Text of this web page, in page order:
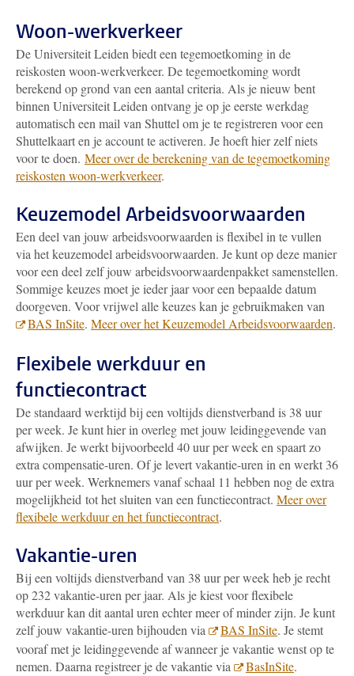
Woon-werkverkeer
De Universiteit Leiden biedt een tegemoetkoming in de
reiskosten woon-werkverkeer. De tegemoetkoming wordt
berekend op grond van een aantal criteria. Als je nieuw bent
binnen Universiteit Leiden ontvang je op je eerste werkdag
automatisch een mail van Shuttel om je te registreren voor een
Shuttelkaart en je account te activeren. Je hoeft hier zelf niets
voor te doen. Meer over de berekening van de tegemoetkoming
reiskosten woon-werkverkeer.
Keuzemodel Arbeidsvoorwaarden
Een deel van jouw arbeidsvoorwaarden is flexibel in te vullen
via het keuzemodel arbeidsvoorwaarden. Je kunt op deze manier
voor een deel zelf jouw arbeidsvoorwaardenpakket samenstellen.
Sommige keuzes moet je ieder jaar voor een bepaalde datum
doorgeven. Voor vrijwel alle keuzes kan je gebruikmaken van
BAS InSite. Meer over het Keuzemodel Arbeidsvoorwaarden.
Flexibele werkduur en
functiecontract
De standaard werktijd bij een voltijds dienstverband is 38 uur
per week. Je kunt hier in overleg met jouw leidinggevende van
afwijken. Je werkt bijvoorbeeld 40 uur per week en spaart zo
extra compensatie-uren. Of je levert vakantie-uren in en werkt 36
uur per week. Werknemers vanaf schaal 11 hebben nog de extra
mogelijkheid tot het sluiten van een functiecontract. Meer over
flexibele werkduur en het functiecontract.
Vakantie-uren
Bij een voltijds dienstverband van 38 uur per week heb je recht
op 232 vakantie-uren per jaar. Als je kiest voor flexibele
werkduur kan dit aantal uren echter meer of minder zijn. Je kunt
zelf jouw vakantie-uren bijhouden via
BAS InSite. Je stemt
vooraf met je leidinggevende af wanneer je vakantie wenst op te
nemen. Daarna registreer je de vakantie via
BasInSite.